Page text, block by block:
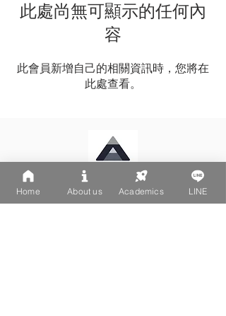
此處尚無可顯示的任何內
容
此會員新增自己的相關資訊時，您將在
此處查看。
LINE: @502fvguc
Home About us Academics LINE